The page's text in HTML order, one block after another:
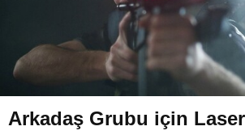
Arkadaş Grubu için